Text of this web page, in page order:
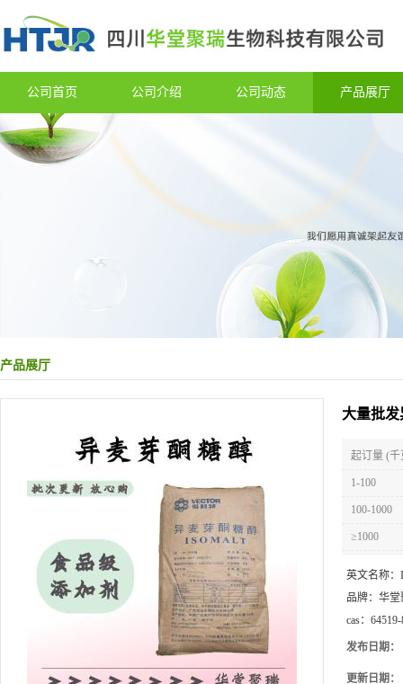
公司首页 公司介绍 公司动态 产品展厅
产品展厅
大量批
起订量 (千
1-100
100-1000
≥1000
英文名称：
品牌： 华堂
cas：
发布日期：
更新日期：